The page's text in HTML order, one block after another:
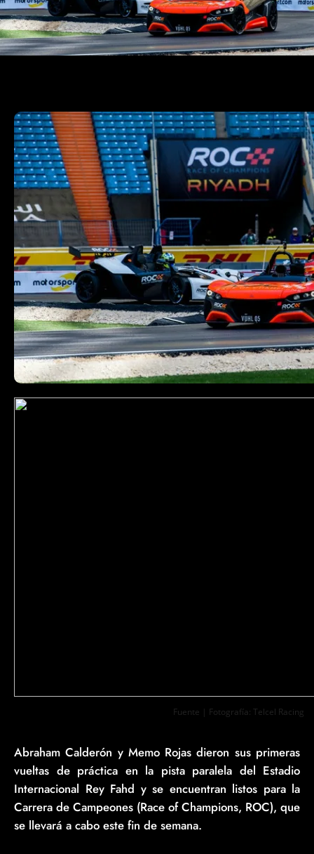
Fuente | Fotografía: Telcel Racing
Abraham Calderón y Memo Rojas dieron sus primeras
vueltas de práctica en la pista paralela del Estadio
Internacional Rey Fahd y se encuentran listos para la
Carrera de Campeones (Race of Champions, ROC), que
se llevará a cabo este fin de semana.